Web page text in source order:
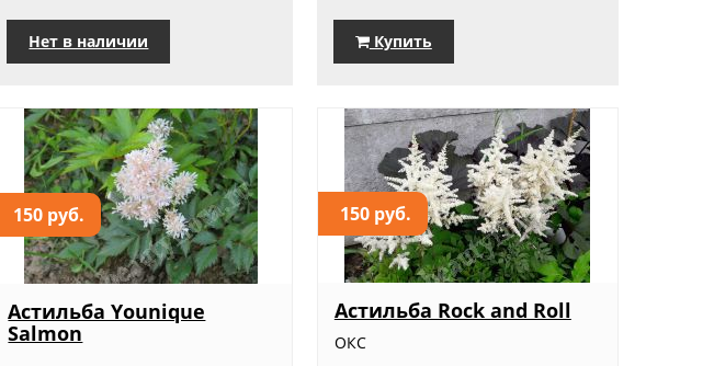
Нет в наличии Купить
150 руб.
Астильба Younique
Salmon
150 руб.
Астильба Rock and Roll
ОКС